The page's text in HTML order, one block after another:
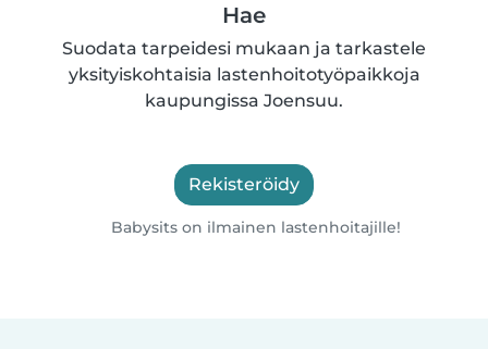
Hae
Suodata tarpeidesi mukaan ja tarkastele
yksityiskohtaisia lastenhoitotyöpaikkoja
kaupungissa Joensuu.
Rekisteröidy
Babysits on ilmainen lastenhoitajille!